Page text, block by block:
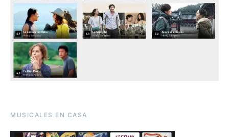
MUSICALES EN CASA